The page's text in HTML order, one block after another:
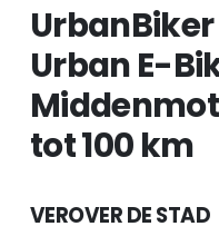
UrbanBiker
Urban E-
tot 100 km
VEROVER DE STAD